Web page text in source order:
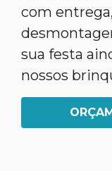
com
sua festa
nossos